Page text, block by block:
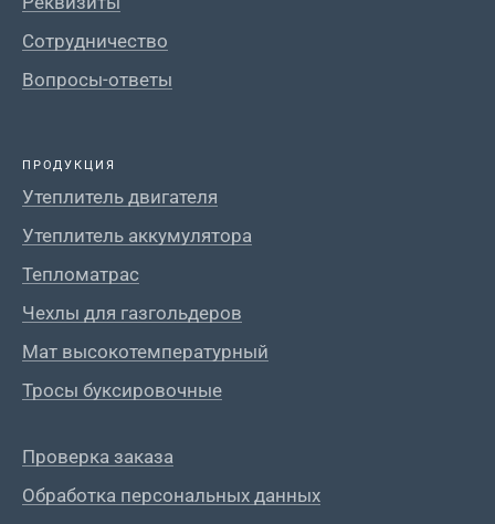
Сотрудничество
Вопросы-ответы
ПРОДУКЦИЯ
Утеплитель двигателя
Утеплитель аккумулятора
Тепломатрас
Чехлы для газгольдеров
Мат высокотемпературный
Тросы буксировочные
Проверка заказа
Обработка персональных данных